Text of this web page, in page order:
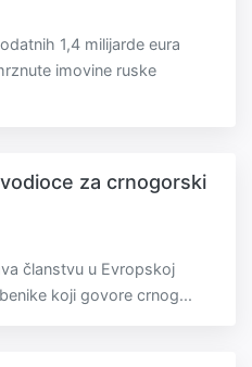
1,4 milijarde eura
imovine ruske
za crnogorski
članstvu u Evropskoj
koji govore crnog...